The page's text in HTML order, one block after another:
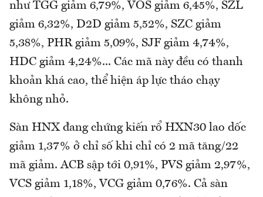
như TGG giảm 6,79%, VOS giảm 6,45%, SZL
giảm 6,32%, D2D giảm 5,52%, SZC giảm
5,38%, PHR giảm 5,09%, SJF giảm 4,74%,
HDC giảm 4,24%... Các mã này đều có thanh
khoản khá cao, thể hiện áp lực tháo chạy
không nhỏ.
Sàn HNX đang chứng kiến rổ HXN30 lao dốc
giảm 1,37% ở chỉ số khi chỉ có 2 mã tăng/22
mã giảm. ACB sập tới 0,91%, PVS giảm 2,97%,
VCS giảm 1,18%, VCG giảm 0,76%. Cả sàn